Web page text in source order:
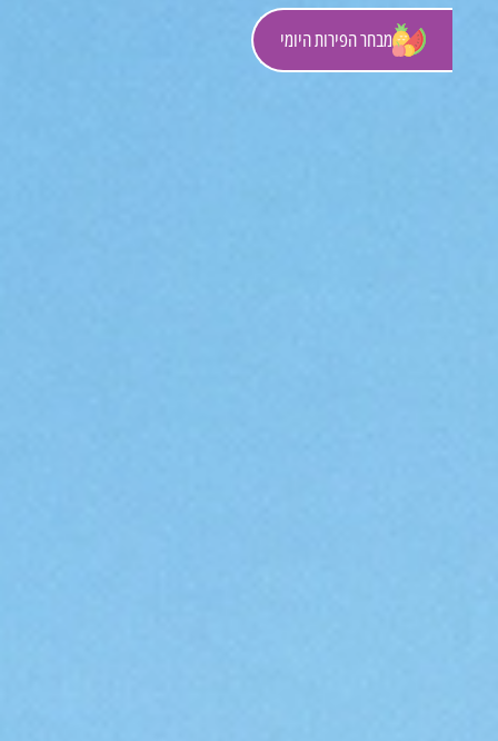
מבחר הפירות היומי